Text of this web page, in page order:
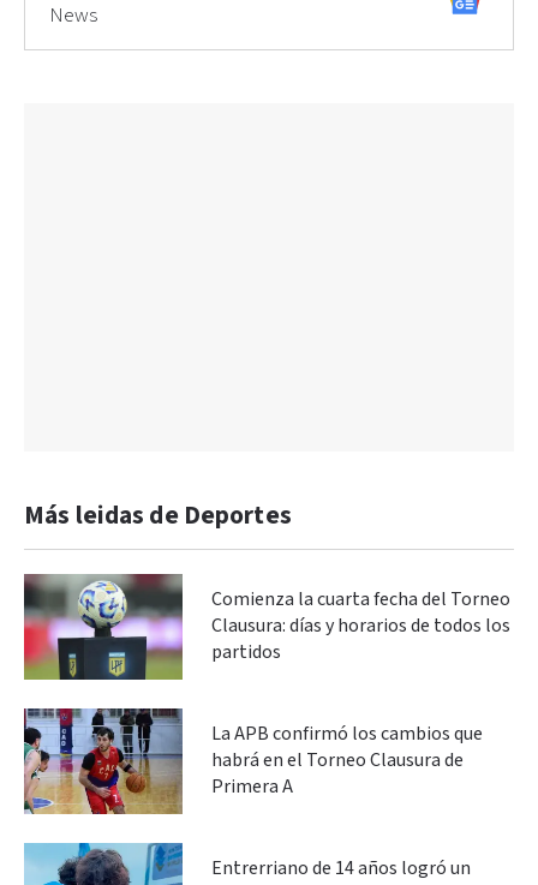
News
Más leidas de Deportes
Comienza la cuarta fecha del Torneo
Clausura: días y horarios de todos los
partidos
La APB confirmó los cambios que
habrá en el Torneo Clausura de
Primera A
Entrerriano de 14 años logró un